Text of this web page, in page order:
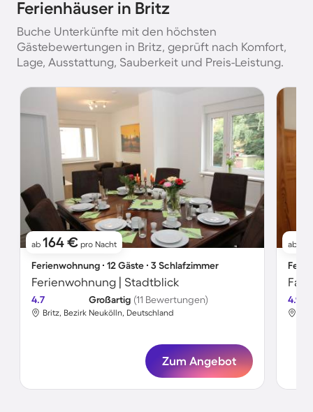
Ferienhäuser in Britz
Buche Unterkünfte mit den höchsten
Gästebewertungen in Britz, geprüft nach Komfort,
Lage, Ausstattung, Sauberkeit und Preis-Leistung.
ab 164 € pro Nacht
Ferienwohnung ∙ 12 Gäste ∙ 3 Schlafzimmer
Ferienwohnung | Stadtblick
4.7 Großartig (11 Bewertungen)
Britz, Bezirk Neukölln, Deutschland
Zum Angebot
ab
4.9